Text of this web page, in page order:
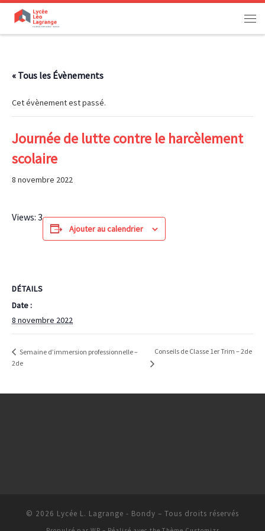
Passer au contenu
« Tous les Évènements
Cet évènement est passé.
Journée de lutte contre le harcèlement
scolaire
8 novembre 2022
Views: 3
Ajouter au calendrier
DÉTAILS
Date :
8 novembre 2022
Semaine d’immersion professionnelle –
2de
Conseils de Classe 1er Trim – 2de
© 2026 Lycée L. Lagrange - Bondy – Tous droits réservés